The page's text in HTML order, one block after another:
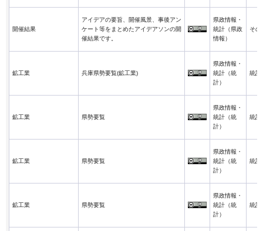
開催結果
アイデアの要旨、開催風景、事後アン
ケート等をまとめたアイデアソンの開
催結果です。
県政情報・
統計（県政
情報）
その
鉱工業 兵庫県勢要覧(鉱工業)
県政情報・
統計（統
計）
統計
鉱工業 県勢要覧
県政情報・
統計（統
計）
統計
鉱工業 県勢要覧
県政情報・
統計（統
計）
統計
鉱工業 県勢要覧
県政情報・
統計（統
計）
統計